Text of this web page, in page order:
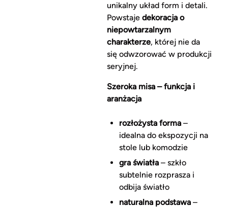
unikalny układ form i detali.
Powstaje dekoracja o
niepowtarzalnym
charakterze, której nie da
się odwzorować w produkcji
seryjnej.
Szeroka misa – funkcja i
aranżacja
rozłożysta forma–
idealna do ekspozycji na
stole lub komodzie
gra światła– szkło
subtelnie rozprasza i
odbija światło
naturalna podstawa–